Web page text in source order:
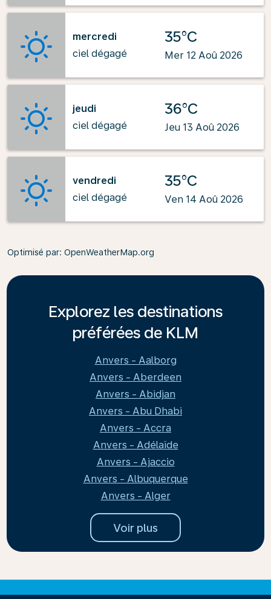
mercredi
ciel dégagé
35°C
Mer 12 Aoû 2026
jeudi
ciel dégagé
36°C
Jeu 13 Aoû 2026
vendredi
ciel dégagé
35°C
Ven 14 Aoû 2026
Optimisé par: OpenWeatherMap.org
Explorez les destinations
préférées de KLM
Anvers - Aalborg
Anvers - Aberdeen
Anvers - Abidjan
Anvers - Abu Dhabi
Anvers - Accra
Anvers - Adélaïde
Anvers - Ajaccio
Anvers - Albuquerque
Anvers - Alger
Voir plus